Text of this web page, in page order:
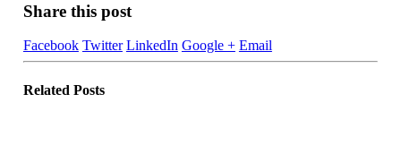
Share this post
Facebook Twitter LinkedIn Google + Email
Related Posts